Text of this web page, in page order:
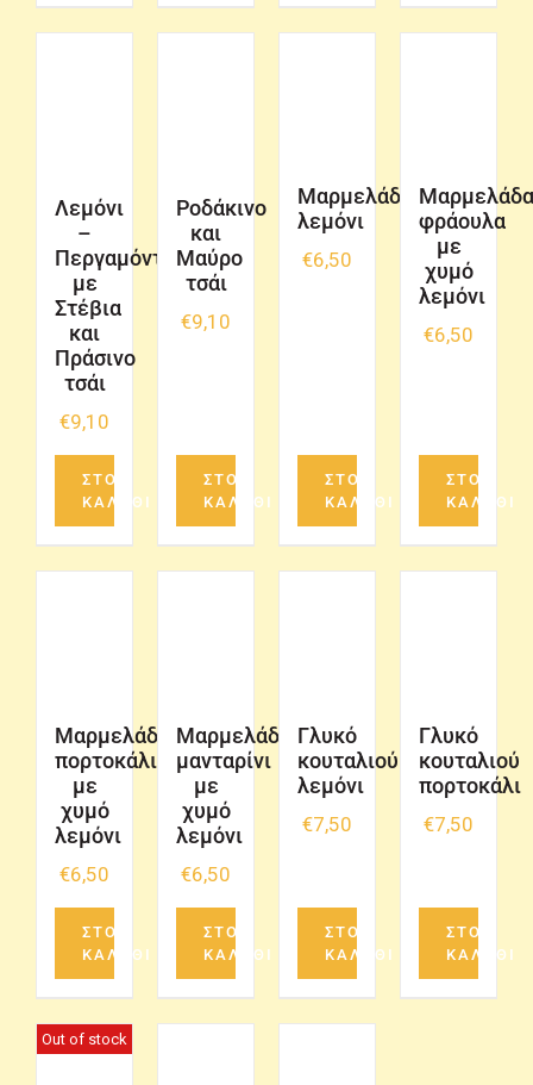
Λεμόνι
–
Περγαμόντο
με
Στέβια
και
Πράσινο
τσάι
€9,10
ΣΤΟ
ΚΑΛΑΘΙ
Ροδάκινο
και
Μαύρο
τσάι
€9,10
ΣΤΟ
ΚΑΛΑΘΙ
Μαρμελάδα
λεμόνι
€6,50
ΣΤΟ
ΚΑΛΑΘΙ
Μαρμελάδα
φράουλα
με
χυμό
λεμόνι
€6,50
ΣΤΟ
ΚΑΛΑΘΙ
Μαρμελάδα
πορτοκάλι
με
χυμό
λεμόνι
€6,50
ΣΤΟ
ΚΑΛΑΘΙ
Μαρμελάδα
μανταρίνι
με
χυμό
λεμόνι
€6,50
ΣΤΟ
ΚΑΛΑΘΙ
Γλυκό
κουταλιού
λεμόνι
€7,50
ΣΤΟ
ΚΑΛΑΘΙ
Γλυκό
κουταλιού
πορτοκάλι
€7,50
ΣΤΟ
ΚΑΛΑΘΙ
Out of stock